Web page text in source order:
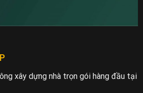
xây dựng nhà trọn gói hàng đầu tại